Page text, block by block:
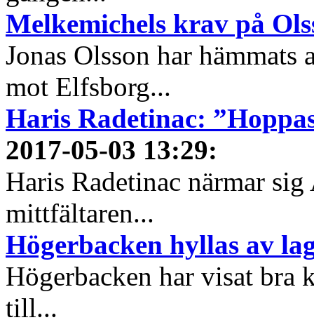
Melkemichels krav på
Jonas Olsson har
mot Elfsborg...
Haris Radetinac:
2017-05-03 13:29:
Haris Radetinac närmar
mittfältaren...
Högerbacken hyllas av
Högerbacken har visat bra
till...